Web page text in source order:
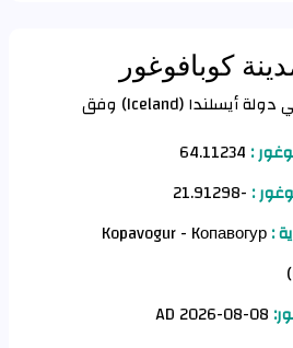
كوبافوغور
تقع مدينة كوبافوغور في دولة أيسلندا (Iceland) وفق
:
64.11234
:
-21.91298
: